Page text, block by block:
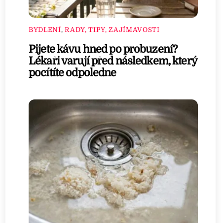
BYDLENÍ,RADY, TIPY, ZAJÍMAVOSTI
Pijete kávu hned po probuzení?
Lékaři varují před následkem, který
pocítíte odpoledne